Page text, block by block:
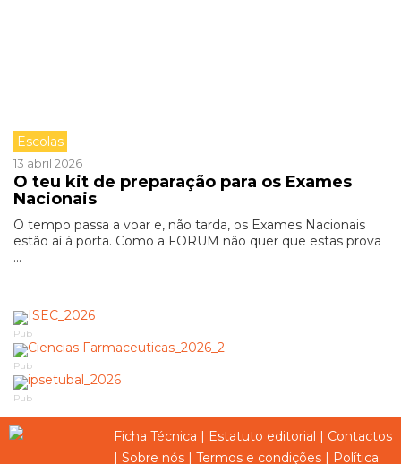
Escolas
13 abril 2026
O teu kit de preparação para os Exames
Nacionais
O tempo passa a voar e, não tarda, os Exames Nacionais
estão aí à porta. Como a FORUM não quer que estas prova
...
Pub
Pub
Pub
Ficha Técnica | Estatuto editorial | Contactos
| Sobre nós | Termos e condições | Política